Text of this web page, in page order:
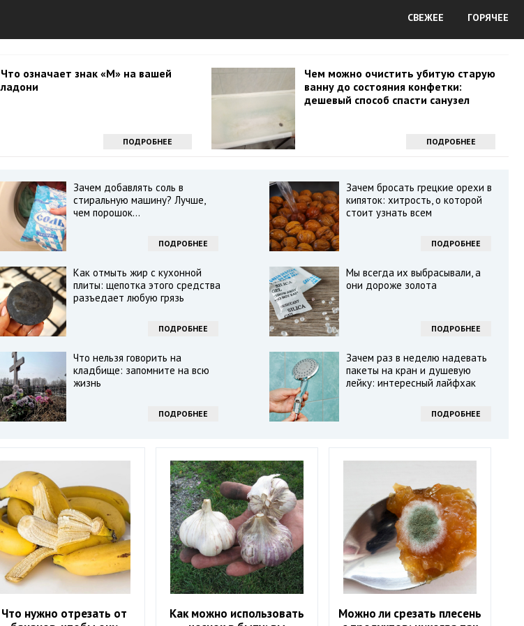
СВЕЖЕЕ ГОРЯЧЕЕ
Что означает знак «М» на вашей
ладони
ПОДРОБНЕЕ
Чем можно очистить убитую старую
ванну до состояния конфетки:
дешевый способ спасти санузел
ПОДРОБНЕЕ
Зачем добавлять соль в
стиральную машину? Лучше,
чем порошок...
ПОДРОБНЕЕ
Зачем бросать грецкие орехи в
кипяток: хитрость, о которой
стоит узнать всем
ПОДРОБНЕЕ
Как отмыть жир с кухонной
плиты: щепотка этого средства
разъедает любую грязь
ПОДРОБНЕЕ
Мы всегда их выбрасывали, а
они дороже золота
ПОДРОБНЕЕ
Что нельзя говорить на
кладбище: запомните на всю
жизнь
ПОДРОБНЕЕ
Зачем раз в неделю надевать
пакеты на кран и душевую
лейку: интересный лайфхак
ПОДРОБНЕЕ
Что нужно отрезать от
Как можно использовать
Можно ли срезать плесень